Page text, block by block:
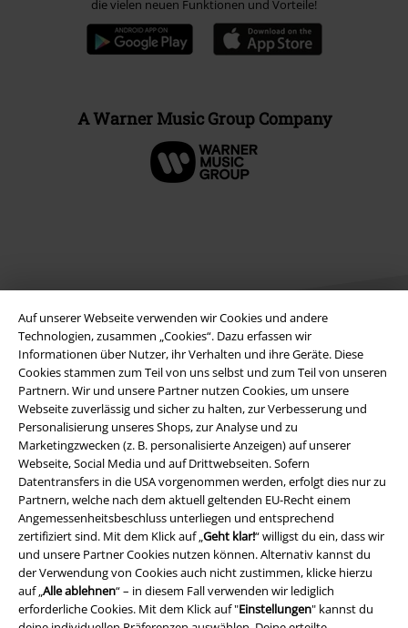
Auf unserer Webseite verwenden wir Cookies und andere
Technologien, zusammen „Cookies“. Dazu erfassen wir
Informationen über Nutzer, ihr Verhalten und ihre Geräte. Diese
Cookies stammen zum Teil von uns selbst und zum Teil von unseren
Partnern. Wir und unsere Partner nutzen Cookies, um unsere
Webseite zuverlässig und sicher zu halten, zur Verbesserung und
Personalisierung unseres Shops, zur Analyse und zu
Marketingzwecken (z. B. personalisierte Anzeigen) auf unserer
Webseite, Social Media und auf Drittwebseiten. Sofern
Datentransfers in die USA vorgenommen werden, erfolgt dies nur zu
Partnern, welche nach dem aktuell geltenden EU-Recht einem
Angemessenheitsbeschluss unterliegen und entsprechend
zertifiziert sind. Mit dem Klick auf „Geht klar!“ willigst du ein, dass wir
und unsere Partner Cookies nutzen können. Alternativ kannst du
der Verwendung von Cookies auch nicht zustimmen, klicke hierzu
auf „Alle ablehnen“ – in diesem Fall verwenden wir lediglich
erforderliche Cookies. Mit dem Klick auf "Einstellungen" kannst du
die vielen neuen Funktionen und Vorteile!
A Warner Music Group Company
Rechtliches
AGB
Impressum
Datenschutz
Entsorgung und Umweltschutz
Konformitätserklärung
Information zur Barrierefreiheit